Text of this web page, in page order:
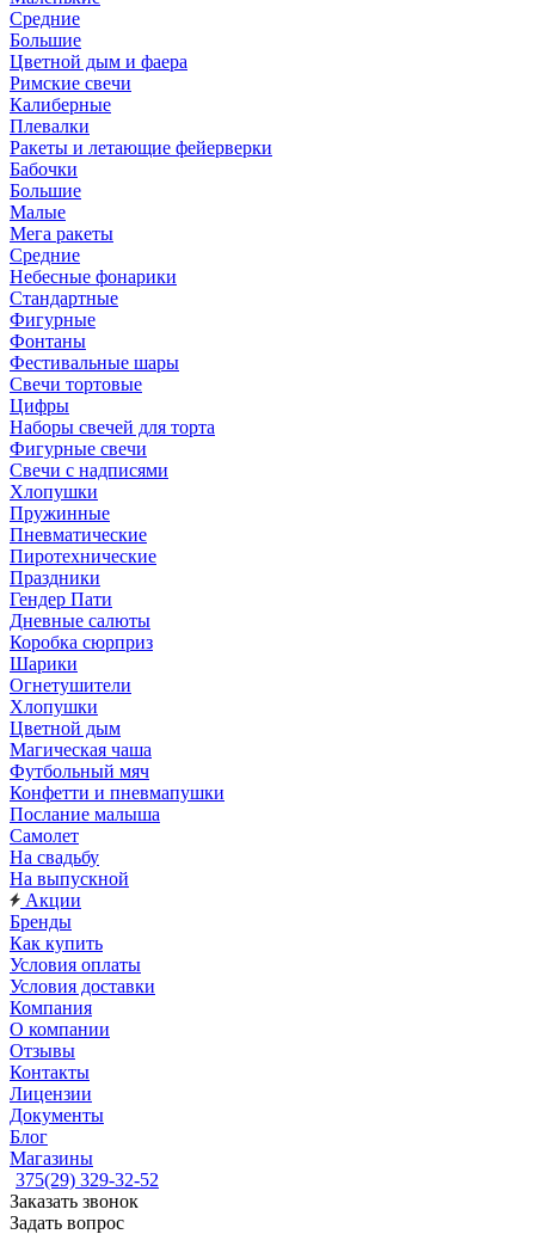
Средние
Большие
Цветной дым и фаера
Римские свечи
Калиберные
Плевалки
Ракеты и летающие фейерверки
Бабочки
Большие
Малые
Мега ракеты
Средние
Небесные фонарики
Стандартные
Фигурные
Фонтаны
Фестивальные шары
Свечи тортовые
Цифры
Наборы свечей для торта
Фигурные свечи
Свечи с надписями
Хлопушки
Пружинные
Пневматические
Пиротехнические
Праздники
Гендер Пати
Дневные салюты
Коробка сюрприз
Шарики
Огнетушители
Хлопушки
Цветной дым
Магическая чаша
Футбольный мяч
Конфетти и пневмапушки
Послание малыша
Самолет
На свадьбу
На выпускной
Акции
Бренды
Как купить
Условия оплаты
Условия доставки
Компания
О компании
Отзывы
Контакты
Лицензии
Документы
Блог
Магазины
375(29) 329-32-52
Заказать звонок
Задать вопрос